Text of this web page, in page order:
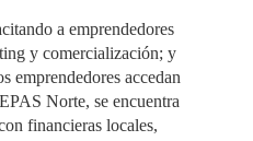
a emprendedores
y comercialización; y
emprendedores accedan
Norte, se encuentra
financieras locales,